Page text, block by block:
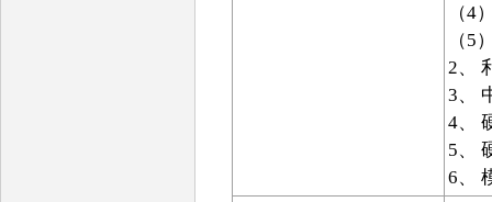
（4
（5
2、
3、
4、
5、
6、